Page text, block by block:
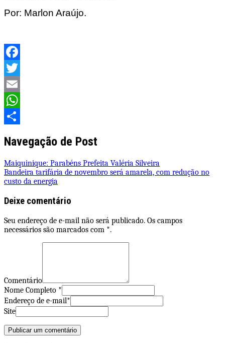
Por: Marlon Araújo.
Facebook
Twitter
Email
WhatsApp
Navegação de Post
Maiquinique: Parabéns Prefeita Valéria Silveira
Bandeira tarifária de novembro será amarela, com redução no
custo da energia
Deixe comentário
Seu endereço de e-mail não será publicado. Os campos
necessários são marcados com *.
Comentário
Nome Completo *
Endereço de e-mail*
Site